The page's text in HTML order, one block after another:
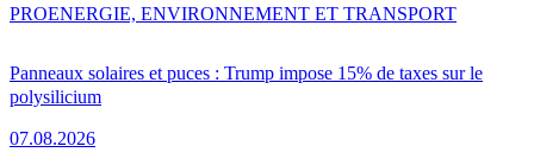
Panneaux solaires et puces : Trump impose 15% de taxes sur le
polysilicium
07.08.2026
PROENERGIE, ENVIRONNEMENT ET TRANSPORT